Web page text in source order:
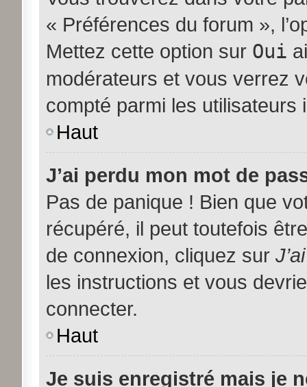
« Préférences du forum »,
Mettez cette option sur Oui
modérateurs et vous verrez
compté parmi les utilisateurs
Haut
J’ai perdu mon mot de
Pas de panique ! Bien que
récupéré, il peut toutefois
de connexion, cliquez sur
les instructions et vous
connecter.
Haut
Je suis enregistré mais je